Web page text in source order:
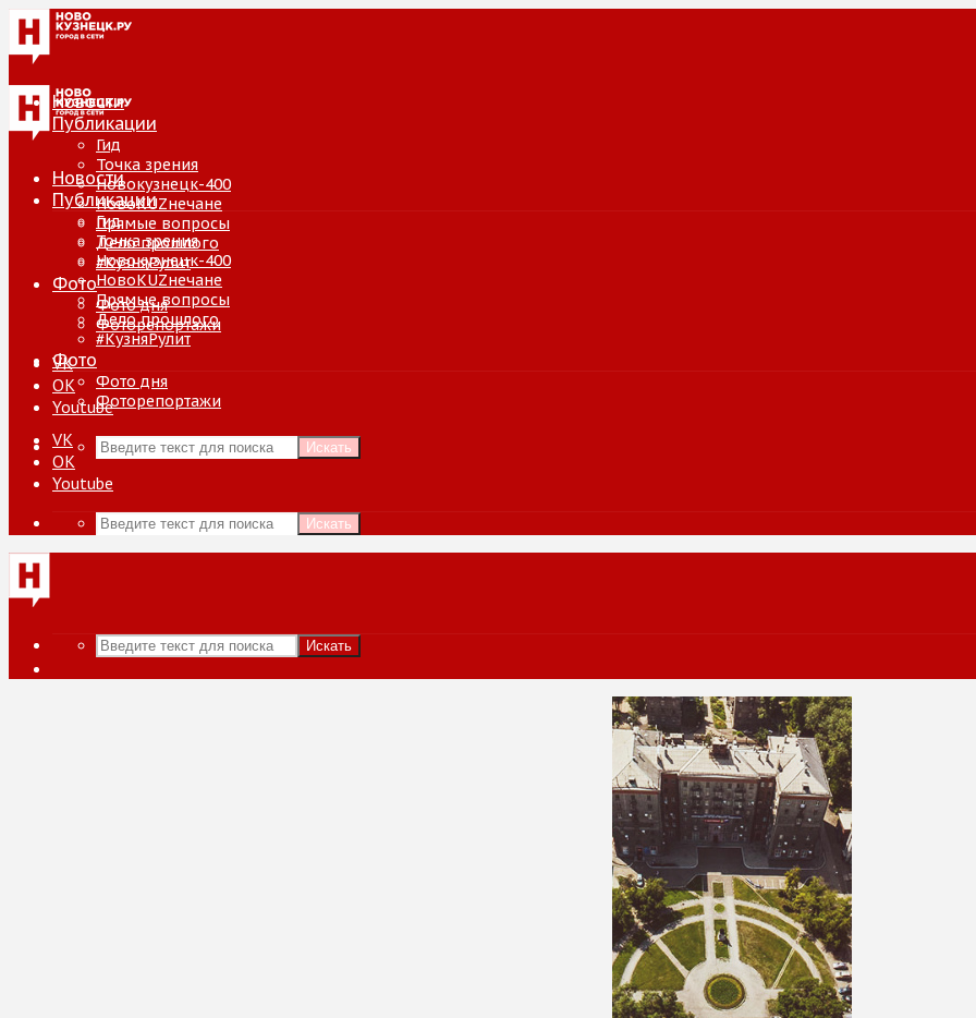
Новости
Публикации
Гид
Точка зрения
Новокузнецк-400
НовоKUZнечане
Прямые вопросы
Дело прошлого
#КузняРулит
Фото
Фото дня
Фоторепортажи
VK
ОК
Youtube
Искать
Новости
Публикации
Гид
Точка зрения
Новокузнецк-400
НовоKUZнечане
Прямые вопросы
Дело прошлого
#КузняРулит
Фото
Фото дня
Фоторепортажи
VK
ОК
Youtube
Искать
Искать